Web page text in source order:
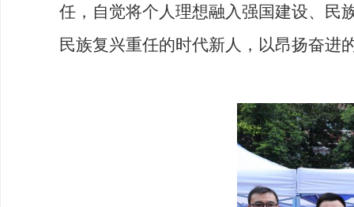
任，自觉将个人理想融入强国建设、民
民族复兴重任的时代新人，以昂扬奋进